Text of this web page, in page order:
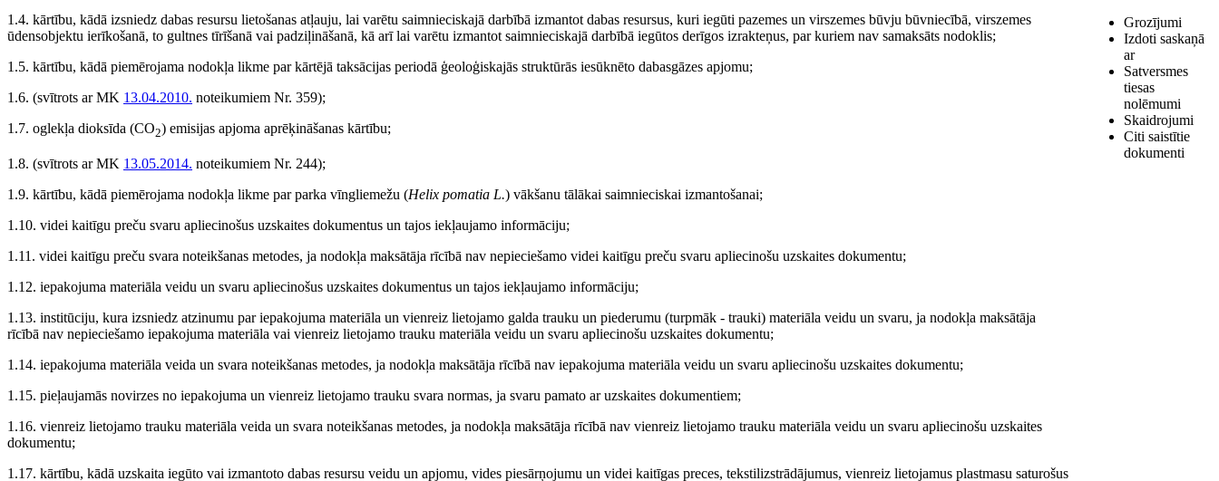
1.4. kārtību, kādā izsniedz dabas resursu lietošanas atļauju, lai varētu saimnieciskajā darbībā izmantot dabas resursus, kuri iegūti pazemes un virs­zemes būvju būvniecībā, virszemes
ūdensobjektu ierīkošanā, to gultnes tīrīšanā vai padziļināšanā, kā arī lai varētu izmantot saimnieciskajā darbībā iegūtos derīgos izrakteņus, par kuriem nav samaksāts nodoklis;
1.5. kārtību, kādā piemērojama nodokļa likme par kārtējā taksācijas periodā ģeoloģiskajās struktūrās iesūknēto dabasgāzes apjomu;
1.6. (svītrots ar MK 13.04.2010. noteikumiem Nr. 359);
1.7. oglekļa dioksīda (CO2) emisijas apjoma aprēķināšanas kārtību;
1.8. (svītrots ar MK 13.05.2014. noteikumiem Nr. 244);
1.9. kārtību, kādā piemērojama nodokļa likme par parka vīngliemežu (Helix pomatia L.) vākšanu tālākai saimnieciskai izmantošanai;
1.10. videi kaitīgu preču svaru apliecinošus uzskaites dokumentus un tajos iekļaujamo informāciju;
1.11. videi kaitīgu preču svara noteikšanas metodes, ja nodokļa maksātāja rīcībā nav nepieciešamo videi kaitīgu preču svaru apliecinošu uzskaites dokumentu;
1.12. iepakojuma materiāla veidu un svaru apliecinošus uzskaites doku­mentus un tajos iekļaujamo informāciju;
1.13. institūciju, kura izsniedz atzinumu par iepakojuma materiāla un vienreiz lietojamo galda trauku un piederumu (turpmāk - trauki) materiāla veidu un svaru, ja nodokļa maksātāja
rīcībā nav nepieciešamo iepakojuma materiāla vai vienreiz lietojamo trauku materiāla veidu un svaru apliecinošu uzskaites dokumentu;
1.14. iepakojuma materiāla veida un svara noteikšanas metodes, ja nodokļa maksātāja rīcībā nav iepakojuma materiāla veidu un svaru apliecinošu uzskaites dokumentu;
1.15. pieļaujamās novirzes no iepakojuma un vienreiz lietojamo trauku svara normas, ja svaru pamato ar uzskaites dokumentiem;
1.16. vienreiz lietojamo trauku materiāla veida un svara noteikšanas meto­des, ja nodokļa maksātāja rīcībā nav vienreiz lietojamo trauku materiāla veidu un svaru apliecinošu uzskaites
dokumentu;
1.17. kārtību, kādā uzskaita iegūto vai izmantoto dabas resursu veidu un apjomu, vides piesārņojumu un videi kaitīgas preces, tekstilizstrādājumus, vienreiz lietojamus plastmasu saturošus
Grozījumi
Izdoti saskaņā
ar
Satversmes
tiesas
nolēmumi
Skaidrojumi
Citi saistītie
dokumenti